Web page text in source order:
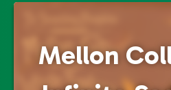
Mellon